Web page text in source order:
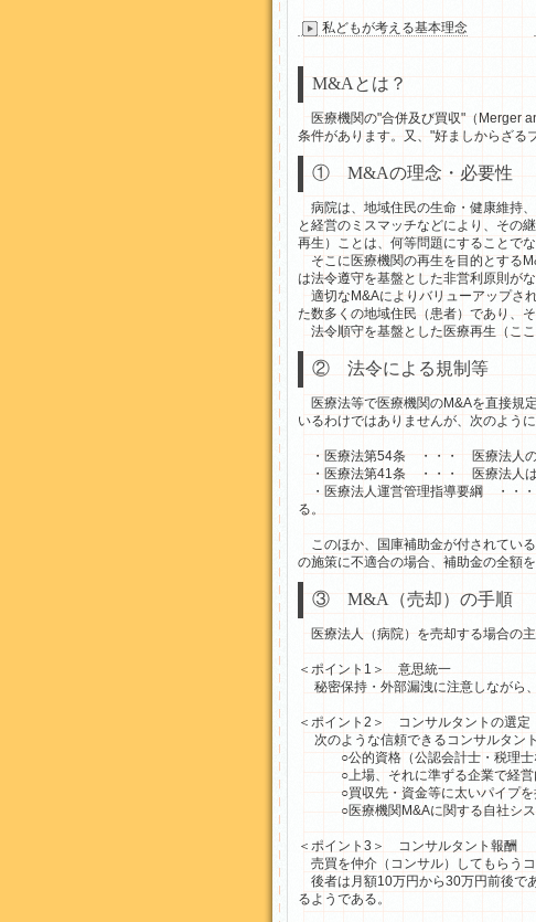
私どもが考える基本理念
M&Aとは？
医療機関の"合併及び買収"（Merger
条件があります。又、"好ましからざる
① M&Aの理念・必要性
病院は、地域住民の生命・健康維持
と経営のミスマッチなどにより、その
再生）ことは、何等問題にすることでな
そこに医療機関の再生を目的とする
は法令遵守を基盤とした非営利原則がな
適切なM&Aによりバリューアップさ
た数多くの地域住民（患者）であり、
法令順守を基盤とした医療再生（こ
② 法令による規制等
医療法等で医療機関のM&Aを直接規
いるわけではありませんが、次のよう
・医療法第54条 ・・・ 医療法人の
・医療法第41条 ・・・ 医療法人は
・医療法人運営管理指導要綱 ・・・
る。
このほか、国庫補助金が付されてい
の施策に不適合の場合、補助金の全額
③ M&A（売却）の手順
医療法人（病院）を売却する場合の主
＜ポイント1＞ 意思統一
秘密保持・外部漏洩に注意しながら
＜ポイント2＞ コンサルタントの選定
次のような信頼できるコンサルタント
○公的資格（公認会計士・税理士な
○上場、それに準ずる企業で経営内
○買収先・資金等に太いパイプを
○医療機関M&Aに関する自社システ
＜ポイント3＞ コンサルタント報酬
売買を仲介（コンサル）してもらう
後者は月額10万円から30万円前後で
るようである。